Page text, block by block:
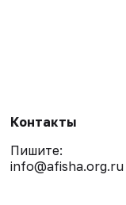
Контакты
Пишите:
info@afisha.org.ru